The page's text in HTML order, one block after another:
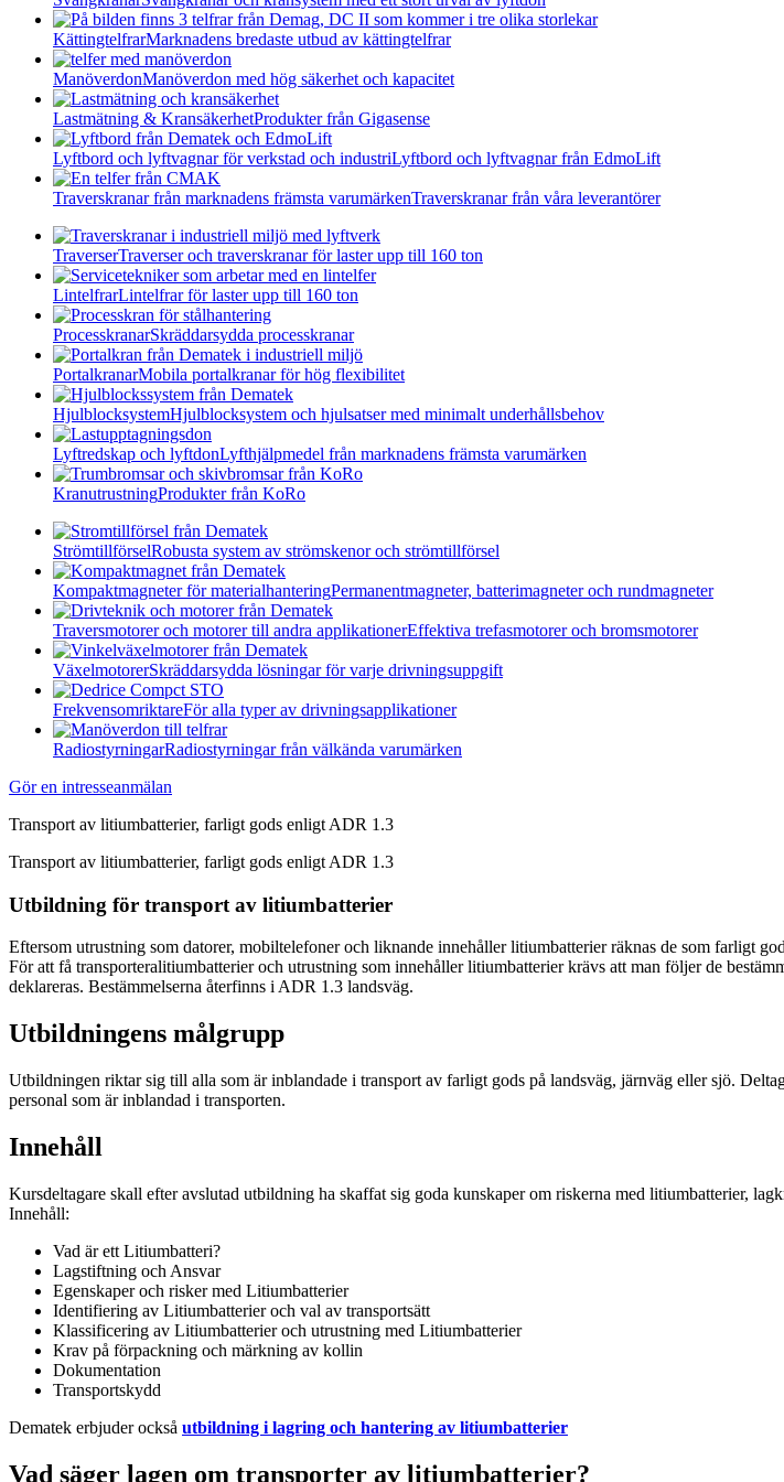
KättingtelfrarMarknadens bredaste utbud av kättingtelfrar
ManöverdonManöverdon med hög säkerhet och kapacitet
Lastmätning & KransäkerhetProdukter från Gigasense
Lyftbord och lyftvagnar för verkstad och industriLyftbord och lyftvagnar från EdmoLift
Traverskranar från marknadens främsta varumärkenTraverskranar från våra leverantörer
TraverserTraverser och traverskranar för laster upp till 160 ton
LintelfrarLintelfrar för laster upp till 160 ton
ProcesskranarSkräddarsydda processkranar
PortalkranarMobila portalkranar för hög flexibilitet
HjulblocksystemHjulblocksystem och hjulsatser med minimalt underhållsbehov
Lyftredskap och lyftdonLyfthjälpmedel från marknadens främsta varumärken
KranutrustningProdukter från KoRo
StrömtillförselRobusta system av strömskenor och strömtillförsel
Kompaktmagneter för materialhanteringPermanentmagneter, batterimagneter och rundmagneter
Traversmotorer och motorer till andra applikationerEffektiva trefasmotorer och bromsmotorer
VäxelmotorerSkräddarsydda lösningar för varje drivningsuppgift
FrekvensomriktareFör alla typer av drivningsapplikationer
RadiostyrningarRadiostyrningar från välkända varumärken
Gör en intresseanmälan
Transport av litiumbatterier, farligt gods enligt ADR 1.3
Transport av litiumbatterier, farligt gods enligt ADR 1.3
Utbildning för transport av litiumbatterier
Eftersom utrustning som datorer, mobiltelefoner och liknande innehåller litiumbatterier räknas de som farligt
För att få transporteralitiumbatterier och utrustning som innehåller litiumbatterier krävs att man följer de
deklareras. Bestämmelserna återfinns i ADR 1.3 landsväg.
Utbildningens målgrupp
Utbildningen riktar sig till alla som är inblandade i transport av farligt gods på landsväg, järnväg eller sjö.
personal som är inblandad i transporten.
Innehåll
Kursdeltagare skall efter avslutad utbildning ha skaffat sig goda kunskaper om riskerna med litiumbatterier,
Innehåll:
Vad är ett Litiumbatteri?
Lagstiftning och Ansvar
Egenskaper och risker med Litiumbatterier
Identifiering av Litiumbatterier och val av transportsätt
Klassificering av Litiumbatterier och utrustning med Litiumbatterier
Krav på förpackning och märkning av kollin
Dokumentation
Transportskydd
Dematek erbjuder också utbildning i lagring och hantering av litiumbatterier
Vad säger lagen om transporter av litiumbatterier?